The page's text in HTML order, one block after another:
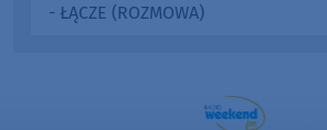
- ŁĄCZE (ROZMOWA)